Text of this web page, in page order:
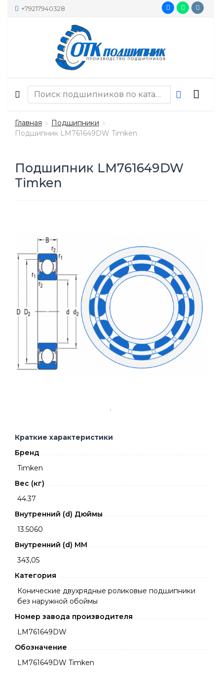
+79217940328
Главная
Подшипники
Подшипник LM761649DW Timken
Подшипник LM761649DW
Timken
Краткие характеристики
Бренд
Timken
Вес (кг)
44.37
Внутренний (d) Дюймы
13.5060
Внутренний (d) ММ
343,05
Категория
Конические двухрядные роликовые подшипники
без наружной обоймы
Номер завода производителя
LM761649DW
Обозначение
LM761649DW Timken